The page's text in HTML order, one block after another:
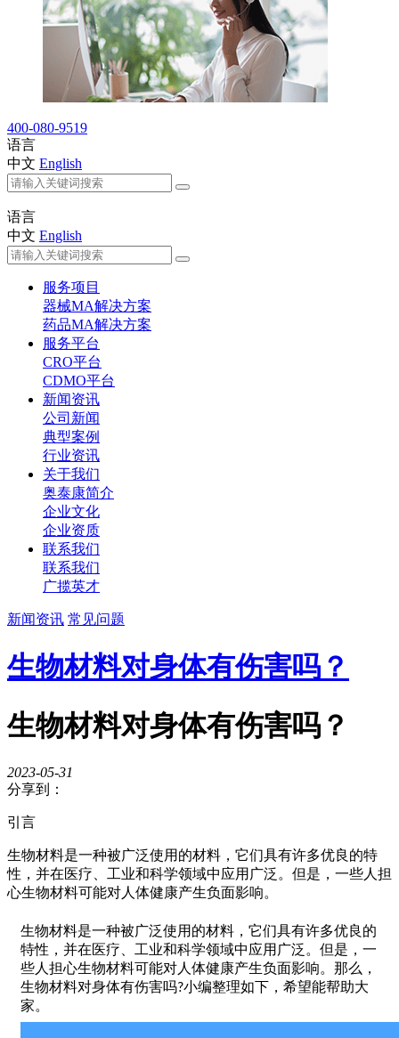
400-080-9519
语言
中文 English
语言
中文 English
服务项目
器械MA解决方案
药品MA解决方案
服务平台
CRO平台
CDMO平台
新闻资讯
公司新闻
典型案例
行业资讯
关于我们
奥泰康简介
企业文化
企业资质
联系我们
联系我们
广揽英才
新闻资讯 常见问题
生物材料对身体有伤害吗？
生物材料对身体有伤害吗？
2023-05-31
分享到：
引言
生物材料是一种被广泛使用的材料，它们具有许多优良的特
性，并在医疗、工业和科学领域中应用广泛。但是，一些人担
心生物材料可能对人体健康产生负面影响。
生物材料是一种被广泛使用的材料，它们具有许多优良的
特性，并在医疗、工业和科学领域中应用广泛。但是，一
些人担心生物材料可能对人体健康产生负面影响。那么，
生物材料对身体有伤害吗?小编整理如下，希望能帮助大
家。